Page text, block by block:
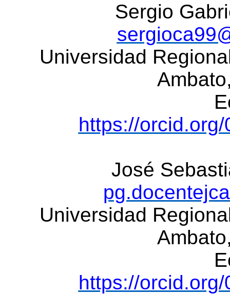
Sergio
Universidad
https://
José
Universidad
https://